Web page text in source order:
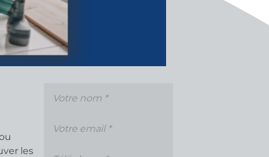
les